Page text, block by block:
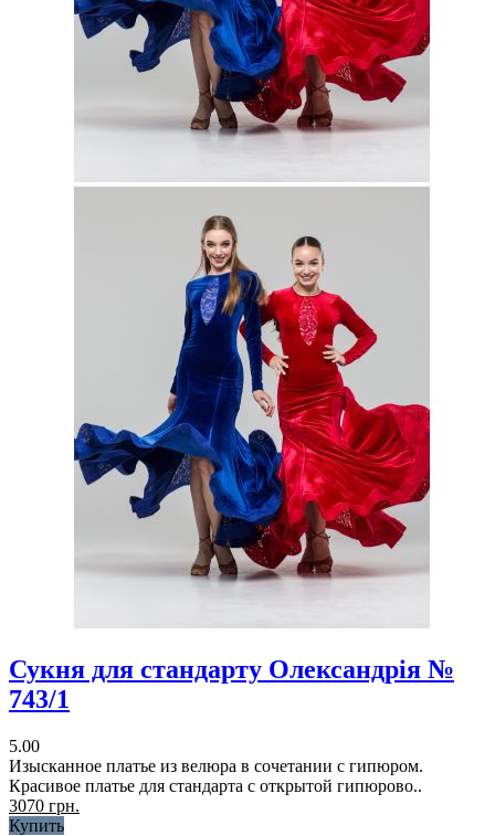
Сукня для стандарту Олександрія №
743/1
5.00
Изысканное платье из велюра в сочетании с гипюром.
Красивое платье для стандарта с открытой гипюрово..
3070 грн.
Купить